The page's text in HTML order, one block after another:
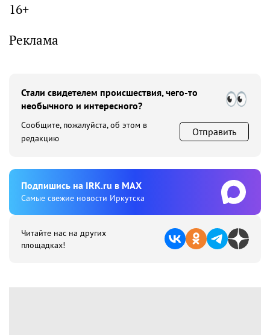
16+
Реклама
Стали свидетелем происшествия, чего-то
необычного и интересного?
Сообщите, пожалуйста, об этом в
редакцию
Отправить
Подпишиcь на IRK.ru в MAX
Cамые свежие новости Иркутска
Читайте нас на других
площадках!